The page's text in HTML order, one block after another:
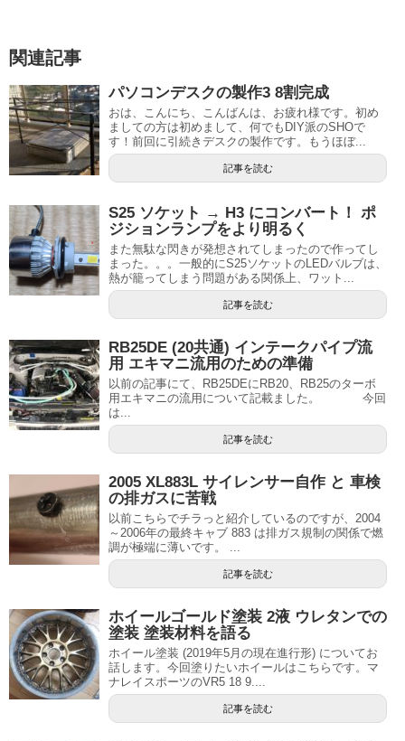
関連記事
パソコンデスクの製作3 8割完成
おは、こんにち、こんばんは、お疲れ様です。初め
ましての方は初めまして、何でもDIY派のSHOで
す！前回に引続きデスクの製作です。もうほぼ...
記事を読む
S25 ソケット → H3 にコンバート！ ポ
ジションランプをより明るく
また無駄な閃きが発想されてしまったので作ってし
まった。。。一般的にS25ソケットのLEDバルブは、
熱が籠ってしまう問題がある関係上、ワット...
記事を読む
RB25DE (20共通) インテークパイプ流
用 エキマニ流用のための準備
以前の記事にて、RB25DEにRB20、RB25のターボ
用エキマニの流用について記載ました。 今回
は...
記事を読む
2005 XL883L サイレンサー自作 と 車検
の排ガスに苦戦
以前こちらでチラっと紹介しているのですが、2004
～2006年の最終キャブ 883 は排ガス規制の関係で燃
調が極端に薄いです。 ...
記事を読む
ホイールゴールド塗装 2液 ウレタンでの
塗装 塗装材料を語る
ホイール塗装 (2019年5月の現在進行形) についてお
話します。今回塗りたいホイールはこちらです。マ
ナレイスポーツのVR5 18 9....
記事を読む